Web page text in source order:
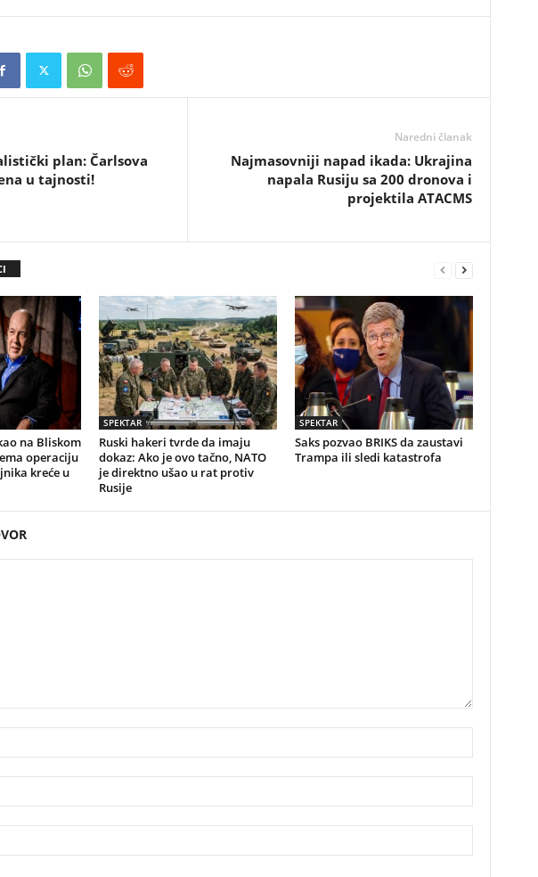
plan: Čarlsova
u tajnosti!
Naredni članak
Najmasovniji napad ikada: Ukrajina
napala Rusiju sa 200 dronova i
projektila ATACMS
na Bliskom
operaciju
kreće u
SPEKTAR
Ruski hakeri tvrde da imaju
dokaz: Ako je ovo tačno, NATO
je direktno ušao u rat protiv
Rusije
SPEKTAR
Saks pozvao BRIKS da zaustavi
Trampa ili sledi katastrofa